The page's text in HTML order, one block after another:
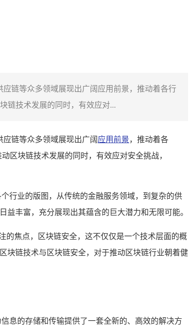
链等众多领域展现出广阔应用前景，推动着各行
链技术发展的同时，有效应对...
链等众多领域展现出广阔 应用前景，推动着各
区块链技术发展的同时，有效应对安全挑战，
行业的版图，从传统的金融服务领域，到复杂的供
丰富，充分展现出其蕴含的巨大潜力和无限可能。
的焦点，区块链安全，这不仅仅是一个技术层面的概
块链技术与区块链安全，对于推动区块链行业朝着健
息的存储和传输提供了一套全新的、高效的解决方